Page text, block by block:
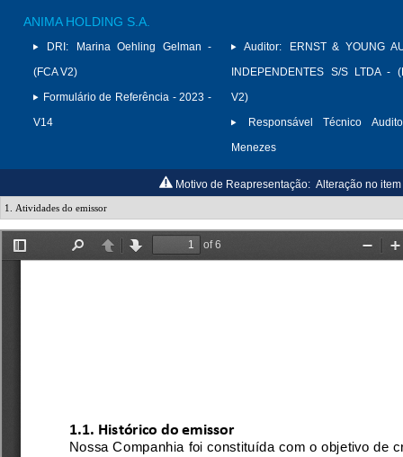
ANIMA HOLDING S.A.
DRI:
Marina Oehling Gelman -
(FCA V2)
Formulário de Referência - 2023 -
V14
Auditor:
ERNST & YOUNG
INDEPENDENTES S/S LTDA -
V2)
Responsável Técnico
Menezes
Motivo de Reapresentação: Alteração no